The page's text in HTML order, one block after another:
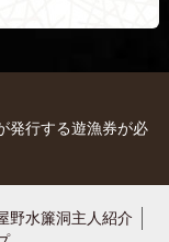
発行する遊漁券が必
野水簾洞主人紹介